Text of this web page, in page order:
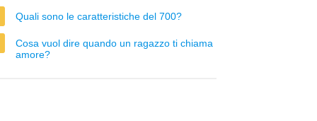
Quali sono le caratteristiche del 700?
Cosa vuol dire quando un ragazzo ti chiama
amore?